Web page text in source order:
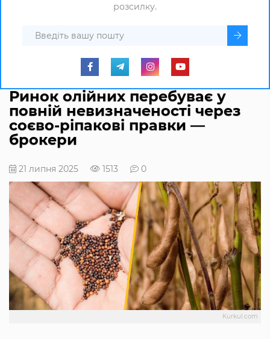
розсилку.
Ринок олійних перебуває у
повній невизначеності через
соєво-ріпакові правки —
брокери
21 липня 2025 1513 0
Kurkul.com